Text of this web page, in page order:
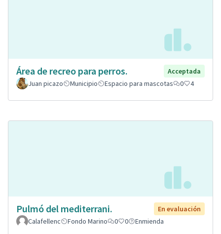
Área de recreo para perros.
Acceptada
Juan picazo
Municipio Espacio para mascotas 0 4
Pulmó del mediterrani.
En evaluación
Calafellenc
Fondo Marino 0 0 Enmienda